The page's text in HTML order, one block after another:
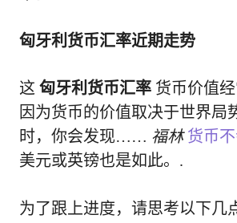
匈牙利货币汇率近期走势
这 匈牙利货币汇率 货币价值
因为货币的价值取决于世界局
时，你会发现…… 福林货币
美元或英镑也是如此。.
为了跟上进度，请思考以下几